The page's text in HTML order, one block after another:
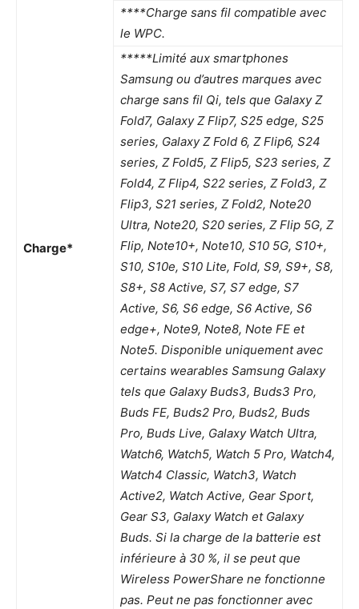
Charge*
****Charge sans fil compatible avec
le WPC.
*****Limité aux smartphones
Samsung ou d’autres marques avec
charge sans fil Qi, tels que Galaxy Z
Fold7, Galaxy Z Flip7, S25 edge, S25
series, Galaxy Z Fold 6, Z Flip6, S24
series, Z Fold5, Z Flip5, S23 series, Z
Fold4, Z Flip4, S22 series, Z Fold3, Z
Flip3, S21 series, Z Fold2, Note20
Ultra, Note20, S20 series, Z Flip 5G, Z
Flip, Note10+, Note10, S10 5G, S10+,
S10, S10e, S10 Lite, Fold, S9, S9+, S8,
S8+, S8 Active, S7, S7 edge, S7
Active, S6, S6 edge, S6 Active, S6
edge+, Note9, Note8, Note FE et
Note5. Disponible uniquement avec
certains wearables Samsung Galaxy
tels que Galaxy Buds3, Buds3 Pro,
Buds FE, Buds2 Pro, Buds2, Buds
Pro, Buds Live, Galaxy Watch Ultra,
Watch6, Watch5, Watch 5 Pro, Watch4,
Watch4 Classic, Watch3, Watch
Active2, Watch Active, Gear Sport,
Gear S3, Galaxy Watch et Galaxy
Buds. Si la charge de la batterie est
inférieure à 30 %, il se peut que
Wireless PowerShare ne fonctionne
pas. Peut ne pas fonctionner avec